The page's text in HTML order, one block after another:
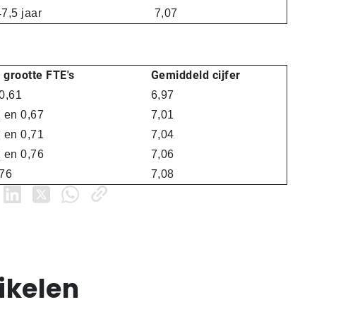
jaar
7,07
FTE's Gemiddeld cijfer
6,97
en 0,67
7,01
en 0,71
7,04
en 0,76
7,06
7,08